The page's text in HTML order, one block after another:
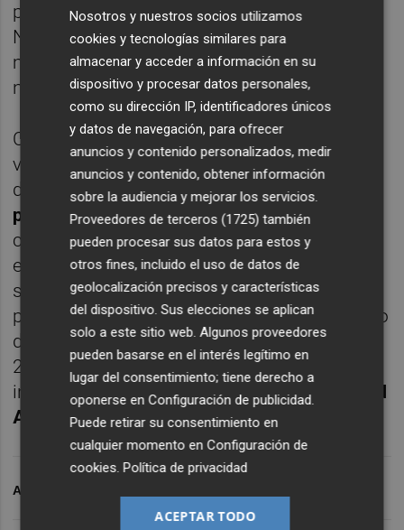
proyección nacional e internacional. Junto a
Nunsys Group podremos ofrecer un servicio
más sólido, cercano y competitivo a
nuestros clientes actuales y futuros”.
Con esta integración, el grupo
valenciano suma el talento y la experiencia
de
una quincena de
profesionalesespecializados de ambas
compañías, así como su red de clientes
estratégicos en sectores clave entre los que
se incluyen transporte, administración
pública, sanidad o educación. Como ejemplo
de este último, DAYFISA gestiona desde
2012 un centro de venta y servicios
informáticos en el campus de laUniversidad
Autónoma de Madrid.
ARCHIVADO EN
Nosotros y nuestros socios utilizamos
cookies y tecnologías similares para
almacenar y acceder a información en su
dispositivo y procesar datos personales,
como su dirección IP, identificadores únicos
y datos de navegación, para ofrecer
anuncios y contenido personalizados, medir
anuncios y contenido, obtener información
sobre la audiencia y mejorar los servicios.
Proveedores de terceros (1725) también
pueden procesar sus datos para estos y
otros fines, incluido el uso de datos de
geolocalización precisos y características
del dispositivo. Sus elecciones se aplican
solo a este sitio web. Algunos proveedores
pueden basarse en el interés legítimo en
lugar del consentimiento; tiene derecho a
oponerse enConfiguración de publicidad
Puede retirar su consentimiento en
cualquier momento enConfiguración de
cookies .Política de privacidad
ACEPTAR TODO